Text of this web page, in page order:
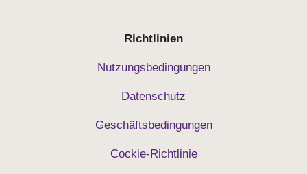
Richtlinien
Nutzungsbedingungen
Datenschutz
Geschäftsbedingungen
Cockie-Richtlinie